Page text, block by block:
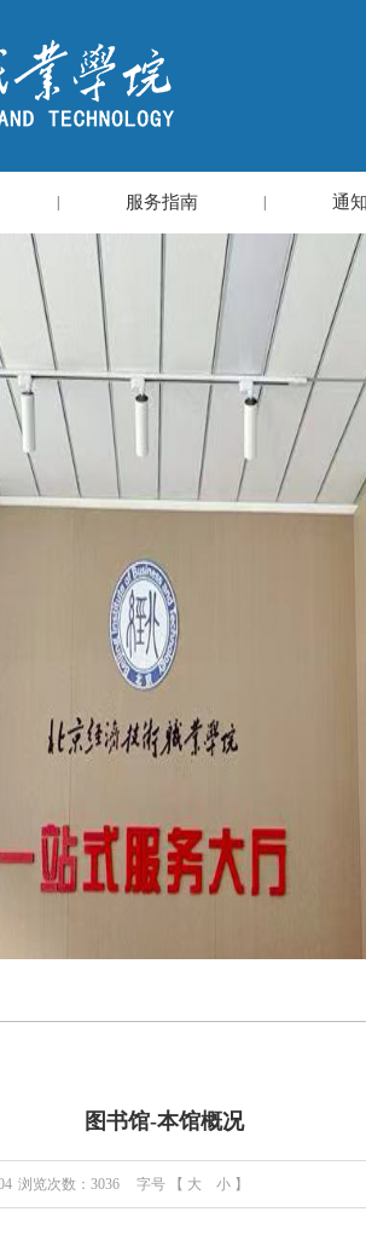
服务指南 通
图书馆-本馆概况
浏览次数： 3036 字号 【 大 小】